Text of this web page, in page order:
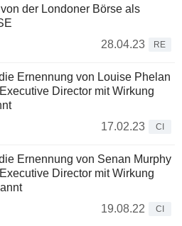
der Londoner Börse als
28.04.23
RE
Ernennung von Louise Phelan
Director mit Wirkung
17.02.23
CI
Ernennung von Senan Murphy
Director mit Wirkung
19.08.22
CI